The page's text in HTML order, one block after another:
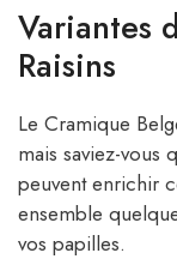
Variantes
Raisins
Le Cramique
mais saviez-vous
peuvent enrichir
ensemble
vos papilles.